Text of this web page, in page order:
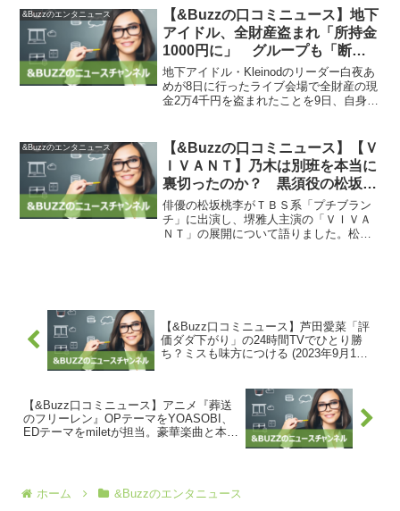
自白しろ」の主演である中島健人であ
り、日本最大級のファッ...
&Buzzのエンタニュース
【&Buzzの口コミニュース】地下
アイドル、全財産盗まれ「所持金
1000円に」 グループも「断固
として許すことはできません」 |
ENCOUNT
地下アイドル・Kleinodのリーダー白夜あ
めが8日に行ったライブ会場で全財産の現
金2万4千円を盗まれたことを9日、自身の
で、自分の所持金が減っていることに気
づき運...
&Buzzのエンタニュース
【&Buzzの口コミニュース】【Ｖ
ＩＶＡＮＴ】乃木は別班を本当に
裏切ったのか？ 黒須役の松坂桃
李が衝撃ヒント「Ｆがどう出てく
るか」 : スポーツ報知
俳優の松坂桃李がＴＢＳ系「プチブラン
チ」に出演し、堺雅人主演の「ＶＩＶＡ
ＮＴ」の展開について語りました。松坂
【&Buzz口コミニュース】芦田愛菜「評
価ダダ下がり」の24時間TVでひとり勝
ち？ミスも味方につける (2023年9月1日
【&Buzz口コミニュース】アニメ『葬送
のフリーレン』OPテーマをYOASOBI、
EDテーマをmiletが担当。豪華楽曲と本編
ホーム &Buzzのエンタニュース